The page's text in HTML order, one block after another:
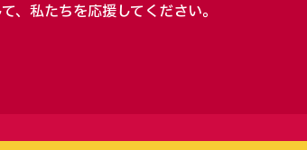
、私たちを応援してください。